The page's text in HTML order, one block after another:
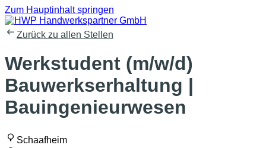
Zum Hauptinhalt springen
Zurück zu allen Stellen
Werkstudent (m/w/d)
Bauwerkserhaltung |
Bauingenieurwesen
Schaafheim